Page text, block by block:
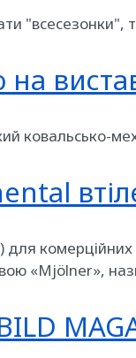
"всесезонки",
ковальсько-
«Mjölner»,